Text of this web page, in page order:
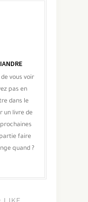
vous voir
pas en
dans le
un livre de
faire
quand ?
LIKE